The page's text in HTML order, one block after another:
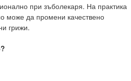
при зъболекаря. На практика
може да промени качествено
грижи.